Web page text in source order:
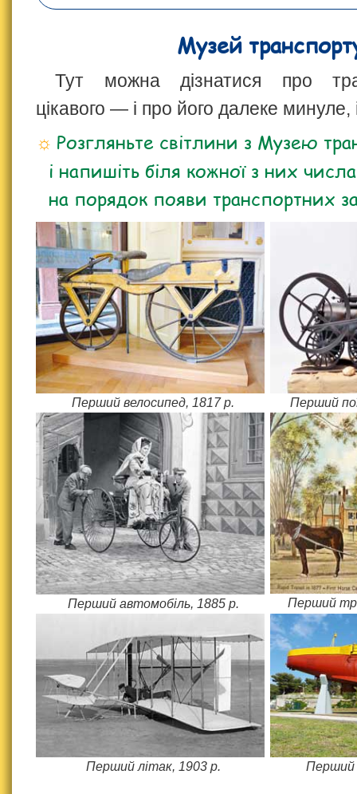
Музей
Тут можна дізнатися про
цікавого — і про його далеке минуле,
Розгляньте світлини з Музею
і напишіть біля кожної з них
на порядок появи транспортних
Перший велосипед, 1817 р. Перший
Перший автомобіль, 1885 р. Перший
Перший літак, 1903 р. Перший